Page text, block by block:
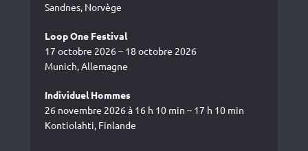
Sandnes, Norvège
Loop One Festival
17 octobre 2026 – 18 octobre 2026
Munich, Allemagne
Individuel Hommes
26 novembre 2026 à 16 h 10 min – 17 h 10 min
Kontiolahti, Finlande